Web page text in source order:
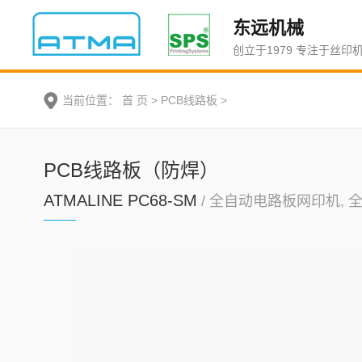
东远机械
创立于1979 专注于丝印
当前位置： 首 页 > PCB线路板 >
PCB线路板（防焊）
ATMALINE PC68-SM / 全自动电路板网印机,